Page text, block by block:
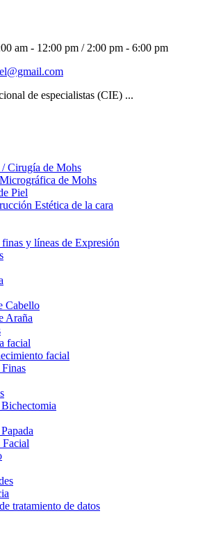
am - 12:00 pm / 2:00 pm - 6:00 pm
de especialistas (CIE) ...
Cirugía de Mohs
de Mohs
Piel
Estética de la cara
y líneas de Expresión
Cabello
Araña
facial
facial
Facial
tratamiento de datos